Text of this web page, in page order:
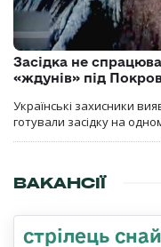
Засідка не
«ждунів» під
Українські захисники
готували засідку на
ВАКАНСІЇ
стрілець